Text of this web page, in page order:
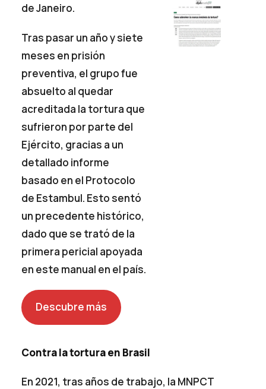
de Janeiro.
Tras pasar un año y siete
meses en prisión
preventiva, el grupo fue
absuelto al quedar
acreditada la tortura que
sufrieron por parte del
Ejército, gracias a un
detallado informe
basado en el Protocolo
de Estambul. Esto sentó
un precedente histórico,
dado que se trató de la
primera pericial apoyada
en este manual en el país.
Descubre más
Contra la tortura en Brasil
En 2021, tras años de trabajo, la MNPCT